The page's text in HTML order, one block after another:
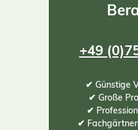
+49
✔ Günstige
✔ Große
✔
✔